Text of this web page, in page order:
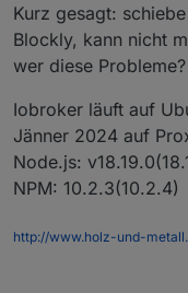
Kurz gesagt:
Blockly, kann nicht
wer diese Probleme?
Iobroker läuft auf
Jänner 2024 auf
Node.js:
NPM: 10.2.3(10.2.4)
http://www.holz-und-